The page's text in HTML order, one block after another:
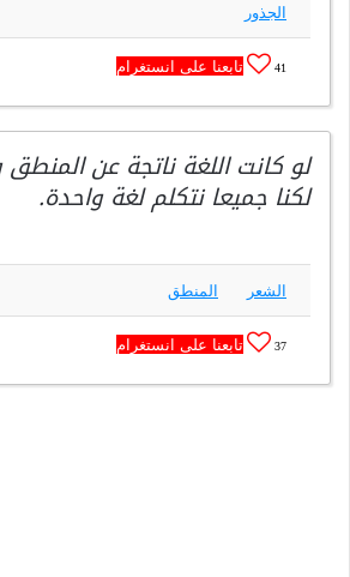
الجذور
41 تابعنا على انستغرام
لو كانت اللغة ناتجة عن
لكنا جميعا نتكلم لغة واحدة.
الشعر المنطق
37 تابعنا على انستغرام